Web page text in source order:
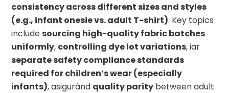
consistency across different sizes and styles
(e.g., infant onesie vs. adult T-shirt). Key topics
include sourcing high-quality fabric batches
uniformly, controlling dye lot variations, iar
separate safety compliance standards
required for children’s wear (especially
infants), asigurând quality parity between adult